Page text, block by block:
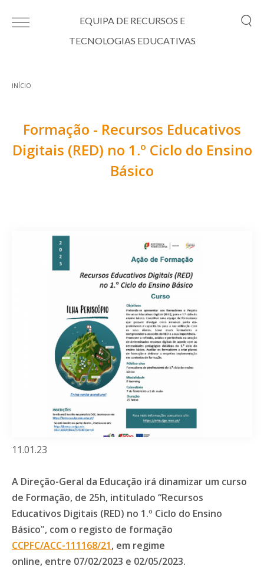
EQUIPA DE RECURSOS E
TECNOLOGIAS EDUCATIVAS
INÍCIO
Formação - Recursos Educativos
Digitais (RED) no 1.º Ciclo do Ensino
Básico
11.01.23
A Direção-Geral da Educação irá dinamizar um curso
de Formação, de 25h, intitulado “Recursos
Educativos Digitais (RED) no 1.º Ciclo do Ensino
Básico", com o registo de formação
CCPFC/ACC-111168/21, em regime
online, entre 07/02/2023 e 02/05/2023.